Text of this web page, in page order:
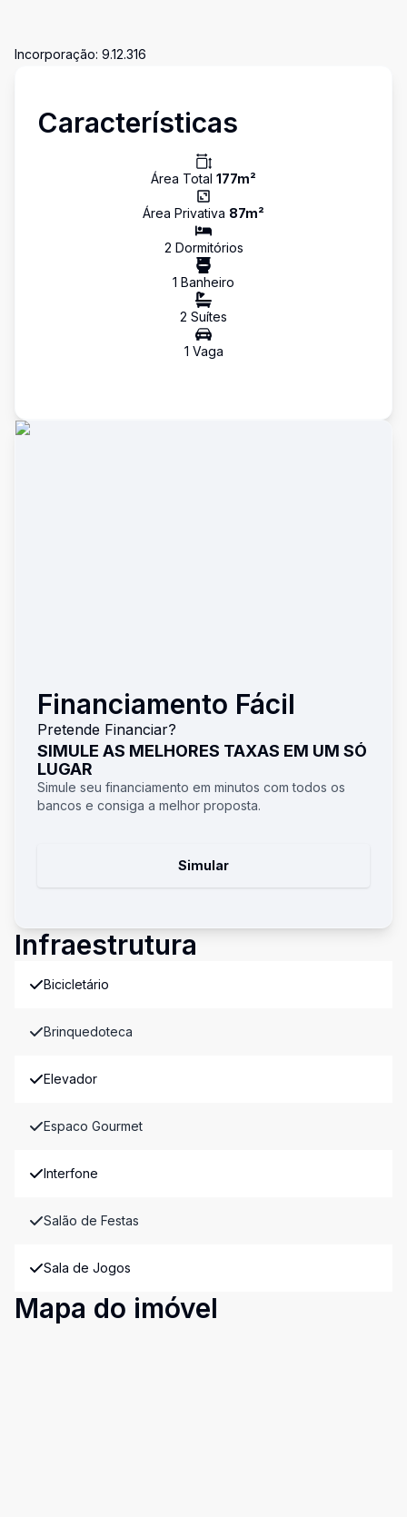
Incorporação: 9.12.316
Características
Área Total 177m²
Área Privativa 87m²
2 Dormitórios
1 Banheiro
2 Suítes
1 Vaga
Financiamento Fácil
Pretende Financiar?
SIMULE AS MELHORES TAXAS EM UM SÓ
LUGAR
Simule seu financiamento em minutos com todos os
bancos e consiga a melhor proposta.
Simular
Infraestrutura
Bicicletário
Brinquedoteca
Elevador
Espaco Gourmet
Interfone
Salão de Festas
Sala de Jogos
Mapa do imóvel